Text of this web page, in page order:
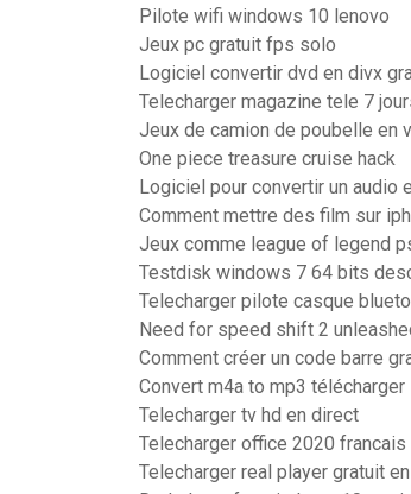
Pilote wifi windows 10 lenovo
Jeux pc gratuit fps solo
Logiciel convertir dvd en divx
Telecharger magazine tele 7
Jeux de camion de poubelle en
One piece treasure cruise hack
Logiciel pour convertir un audio
Comment mettre des film sur
Jeux comme league of legend
Testdisk windows 7 64 bits
Telecharger pilote casque
Need for speed shift 2
Comment créer un code barre
Convert m4a to mp3 télécharger
Telecharger tv hd en direct
Telecharger office 2020
Telecharger real player gratuit